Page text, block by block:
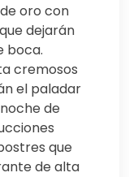
oro con
dejarán
boca.
cremosos
el paladar
de
que
de alta